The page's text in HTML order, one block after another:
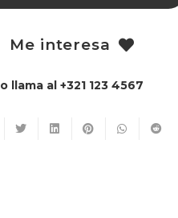
Me interesa
o llama al +321 123 4567